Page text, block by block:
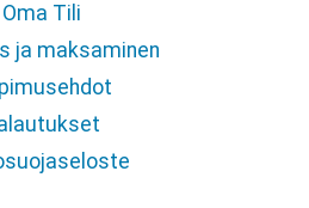
Oma Tili
ja maksaminen